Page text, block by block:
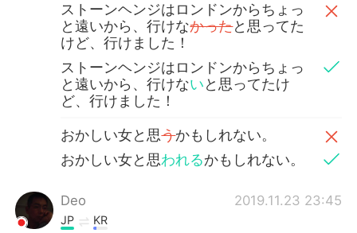
ストーンヘンジはロンドンからちょっ
と遠いから、行けなかったと思ってた
けど、行けました！
ストーンヘンジはロンドンからちょっ
と遠いから、行けないと思ってたけ
ど、行けました！
おかしい女と思うかもしれない。
おかしい女と思われるかもしれない。
Deo 2019.11.23 23:45
JP KR